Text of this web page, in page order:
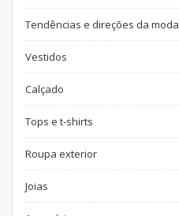
Tendências e direções da moda
Vestidos
Calçado
Tops e t-shirts
Roupa exterior
Joias